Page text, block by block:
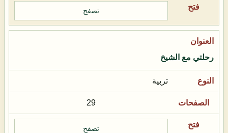
تصفح
رحلتي مع الشيخ
تربية
29
تصفح